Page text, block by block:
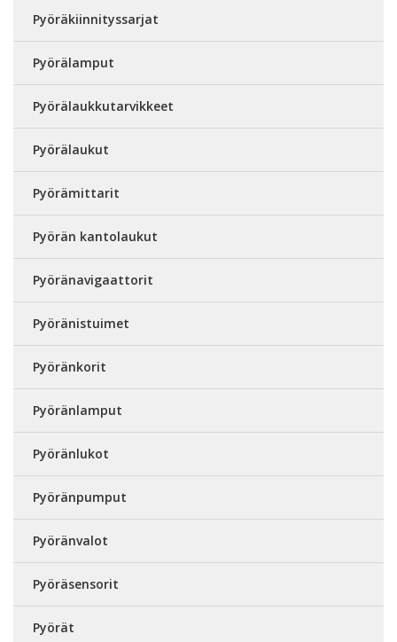
Pyöräkiinnityssarjat
Pyörälamput
Pyörälaukkutarvikkeet
Pyörälaukut
Pyörämittarit
Pyörän kantolaukut
Pyöränavigaattorit
Pyöränistuimet
Pyöränkorit
Pyöränlamput
Pyöränlukot
Pyöränpumput
Pyöränvalot
Pyöräsensorit
Pyörät